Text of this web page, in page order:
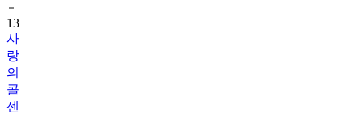
13
사
랑
의
콜
센